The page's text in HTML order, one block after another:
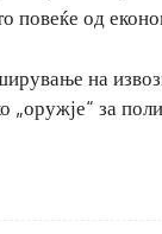
повеќе од
на
„оружје“ за